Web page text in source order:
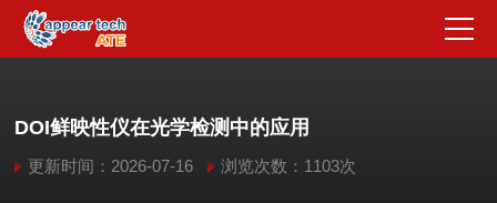
DOI鲜映性仪在光学检测中的应用
更新时间：2026-07-16 浏览次数：1103次